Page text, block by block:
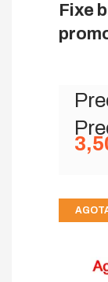
Fixe